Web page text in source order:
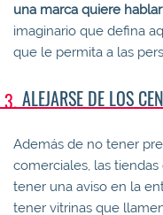
una marca quiere
imaginario que defina
que le permita a las
ALEJARSE DE LOS
Además de no tener
comerciales, las
tener una aviso en la
tener vitrinas que